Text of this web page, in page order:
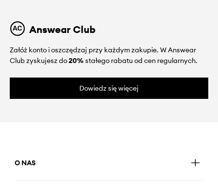
Answear Club
Załóż konto i oszczędzaj przy każdym zakupie. W Answear
Club zyskujesz do20%stałego rabatu od cen regularnych.
Dowiedz się więcej
O NAS